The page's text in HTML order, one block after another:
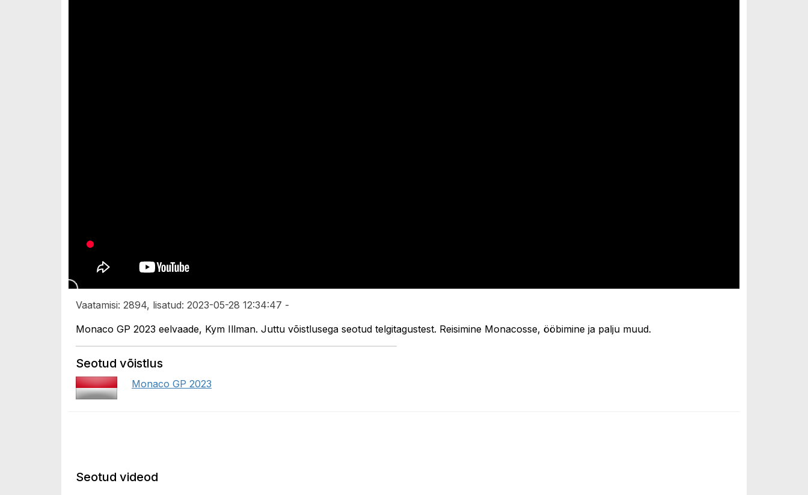
Vaatamisi: 2894, lisatud: 2023-05-28 12:34:47 -
Monaco GP 2023 eelvaade, Kym Illman. Juttu võistlusega seotud telgitagustest. Reisimine Monacosse, ööbimine ja palju muud.
Seotud võistlus
Monaco GP 2023
Seotud videod